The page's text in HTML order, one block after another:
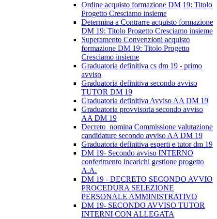
Ordine acquisto formazione DM 19: Titolo
Progetto Cresciamo insieme
Determina a Contrarre acquisto formazione
DM 19: Titolo Progetto Cresciamo insieme
Superamento Convenzioni acquisto
formazione DM 19: Titolo Progetto
Cresciamo insieme
Graduatoria definitiva cs dm 19 - primo
avviso
Graduatoria definitiva secondo avviso
TUTOR DM 19
Graduatoria definitiva Avviso AA DM 19
Graduatoria provvisoria secondo avviso
AA DM 19
Decreto_nomina Commissione valutazione
candidature secondo avviso AA DM 19
Graduatoria definitiva esperti e tutor dm 19
DM 19- Secondo avviso INTERNO
conferimento incarichi gestione progetto
A.A.
DM 19 - DECRETO SECONDO AVVIO
PROCEDURA SELEZIONE
PERSONALE AMMINISTRATIVO
DM 19- SECONDO AVVISO TUTOR
INTERNI CON ALLEGATA